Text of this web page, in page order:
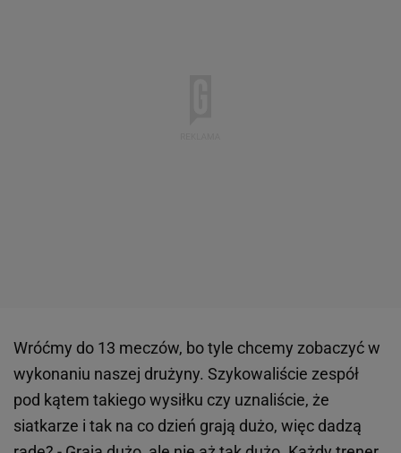
Wróćmy do 13 meczów, bo tyle chcemy zobaczyć w
wykonaniu naszej drużyny. Szykowaliście zespół
pod kątem takiego wysiłku czy uznaliście, że
siatkarze i tak na co dzień grają dużo, więc dadzą